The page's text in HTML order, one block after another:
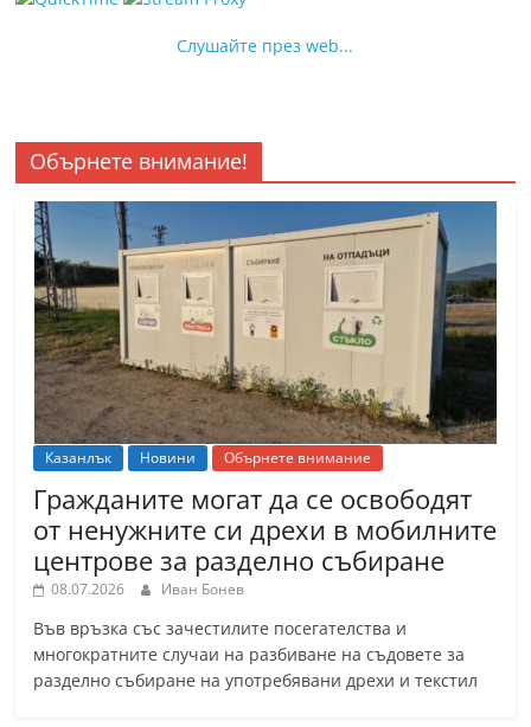
Слушайте през web...
Обърнете внимание!
Казанлък Новини Обърнете внимание
Гражданите могат да се освободят
от ненужните си дрехи в мобилните
центрове за разделно събиране
08.07.2026 Иван Бонев
Във връзка със зачестилите посегателства и
многократните случаи на разбиване на съдовете за
разделно събиране на употребявани дрехи и текстил